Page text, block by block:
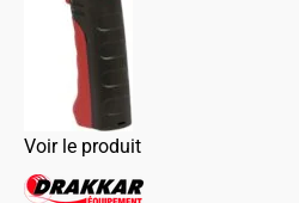
Voir le produit